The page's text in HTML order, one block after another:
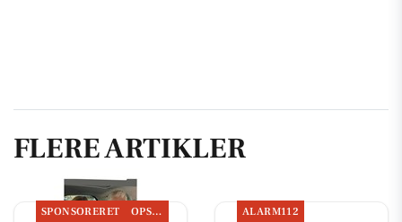
FLERE ARTIKLER
SPONSORERET OPSLAGSTAVLEN ALARM112